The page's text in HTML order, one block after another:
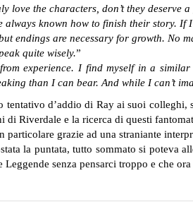
love the characters, don’t they deserve
always known how to finish their story. If
endings are necessary for growth. No
quite wisely.”
from experience. I find myself in a
than I can bear. And while I can’t
tentativo d’addio di Ray ai suoi colleghi,
di Riverdale e la ricerca di questi
particolare grazie ad una straniante
la puntata, tutto sommato si poteva
Leggende senza pensarci troppo e che